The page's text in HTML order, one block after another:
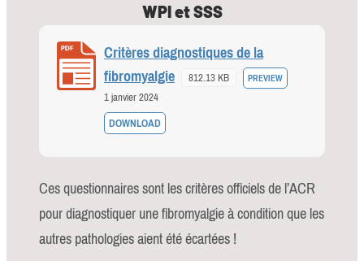
WPI et SSS
Critères diagnostiques de la
fibromyalgie
812.13 KB PREVIEW
1 janvier 2024
DOWNLOAD
Ces questionnaires sont les critères officiels de l’ACR
pour diagnostiquer une fibromyalgie à condition que les
autres pathologies aient été écartées !